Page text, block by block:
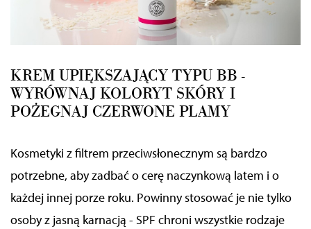
KREM UPIĘKSZAJĄCY TYPU BB -
WYRÓWNAJ KOLORYT SKÓRY I
POŻEGNAJ CZERWONE PLAMY
Kosmetyki z filtrem przeciwsłonecznym są bardzo
potrzebne, aby zadbać o cerę naczynkową latem i o
każdej innej porze roku. Powinny stosować je nie tylko
osoby z jasną karnacją - SPF chroni wszystkie rodzaje